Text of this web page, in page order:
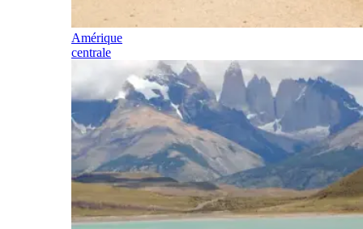
Amérique
centrale